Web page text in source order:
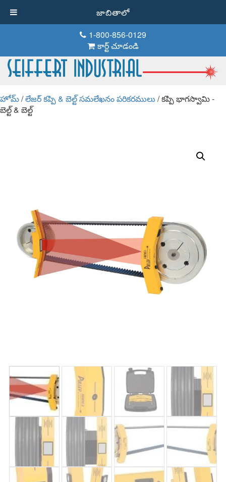
1-800-856-0129
కార్ట్ చూడండి
హోమ్/లేజర్ కప్పి & బెల్ట్ సమలేఖనం పరికరములు / కప్పి భాగస్వామి -
బెల్ట్ & బెల్ట్
జాబితాలో